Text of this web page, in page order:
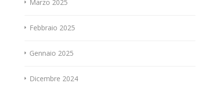
Marzo 2025
Febbraio 2025
Gennaio 2025
Dicembre 2024